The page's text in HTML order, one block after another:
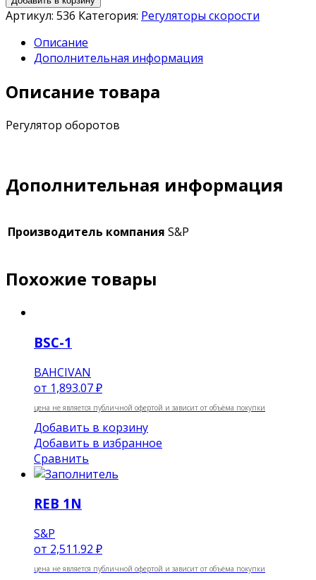
Артикул: 536 Категория: Регуляторы скорости
Описание
Дополнительная информация
Описание товара
Регулятор оборотов
Дополнительная информация
Производитель компания S&P
Похожие товары
BSC-1
BAHCIVAN
от 1,893.07 ₽
цена не является публичной офертой и зависит от объёма покупки
Добавить в корзину
Добавить в избранное
Сравнить
REB 1N
S&P
от 2,511.92 ₽
цена не является публичной офертой и зависит от объёма покупки